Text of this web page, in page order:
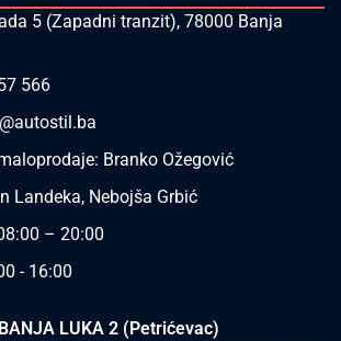
5 (Zapadni tranzit), 78000 Banja
566
Branko Ožegović
Landeka, Nebojša Grbić
– 20:00
- 16:00
LUKA 2 (Petrićevac)